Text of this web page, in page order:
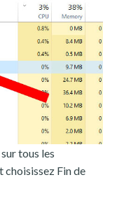
tous les
Fin de